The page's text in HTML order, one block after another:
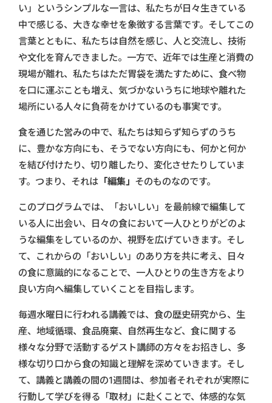
い」というシンプルな一言は、私たちが日々生きている
中で感じる、大きな幸せを象徴する言葉です。そしてこの
言葉とともに、私たちは自然を感じ、人と交流し、技術
や文化を育んできました。一方で、近年では生産と消費の
現場が離れ、私たちはただ胃袋を満たすために、食べ物
を口に運ぶことも増え、気づかないうちに地球や離れた
場所にいる人々に負荷をかけているのも事実です。
食を通じた営みの中で、私たちは知らず知らずのうち
に、豊かな方向にも、そうでない方向にも、何かと何か
を結び付けたり、切り離したり、変化させたりしていま
す。つまり、それは 「編集」 そのものなのです。
このプログラムでは、「おいしい」を最前線で編集して
いる人に出会い、日々の食において一人ひとりがどのよ
うな編集をしているのか、視野を広げていきます。そし
て、これからの「おいしい」のあり方を共に考え、日々
の食に意識的になることで、一人ひとりの生き方をより
良い方向へ編集していくことを目指します。
毎週水曜日に行われる講義では、食の歴史研究から、生
産、地域循環、食品廃棄、自然再生など、食に関する
様々な分野で活動するゲスト講師の方々をお招きし、多
様な切り口から食の知識と理解を深めていきます。そし
て、講義と講義の間の1週間は、参加者それぞれが実際に
行動して学びを得る「取材」に赴くことで、体感的な気